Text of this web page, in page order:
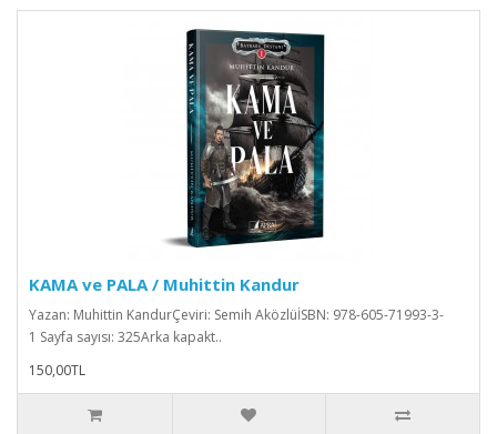
KAMA ve PALA / Muhittin Kandur
Yazan: Muhittin KandurÇeviri: Semih AközlüİSBN: 978-605-71993-3-
1 Sayfa sayısı: 325 Arka kapakt..
150,00TL